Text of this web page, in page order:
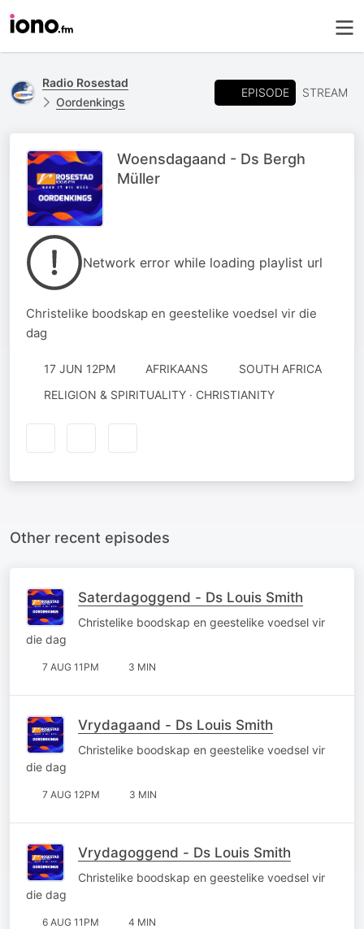
Radio Rosestad
Oordenkings
EPISODE STREAM
Woensdagaand - Ds Bergh
Müller
Network error while loading playlist url
Christelike boodskap en geestelike voedsel vir die
dag
17 JUN 12PM AFRIKAANS
SOUTH AFRICA
RELIGION & SPIRITUALITY · CHRISTIANITY
Other recent episodes
Saterdagoggend - Ds Louis Smith
Christelike boodskap en geestelike voedsel vir
die dag
7 AUG 11PM 3 MIN
Vrydagaand - Ds Louis Smith
Christelike boodskap en geestelike voedsel vir
die dag
7 AUG 12PM 3 MIN
Vrydagoggend - Ds Louis Smith
Christelike boodskap en geestelike voedsel vir
die dag
6 AUG 11PM 4 MIN